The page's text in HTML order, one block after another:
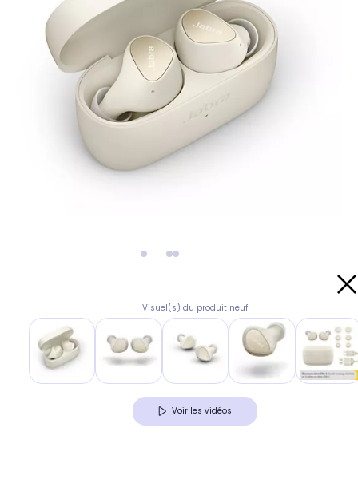
Visuel(s) du produit neuf
Voir les vidéos